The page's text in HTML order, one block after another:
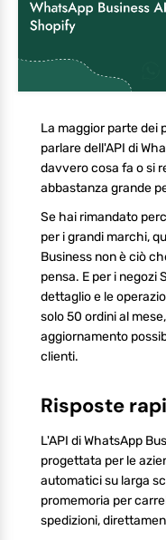
La maggior parte dei
parlare dell'API di
davvero cosa fa o si
abbastanza grande
Se hai rimandato
per i grandi marchi,
Business non è ciò
pensa. E per i negozi
dettaglio e le
solo 50 ordini al
aggiornamento
clienti.
Risposte
L'API di WhatsApp
progettata per le
automatici su larga
promemoria per
spedizioni,